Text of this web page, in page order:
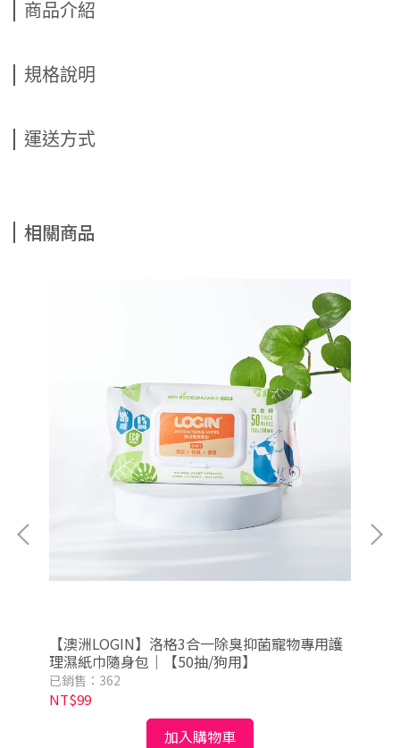
商品介紹
規格說明
運送方式
相關商品
【澳洲LOGIN】洛格3合一除臭抑菌寵物專用護
理濕紙巾隨身包｜【50抽/狗用】
已銷售：362
NT$99
加入購物車